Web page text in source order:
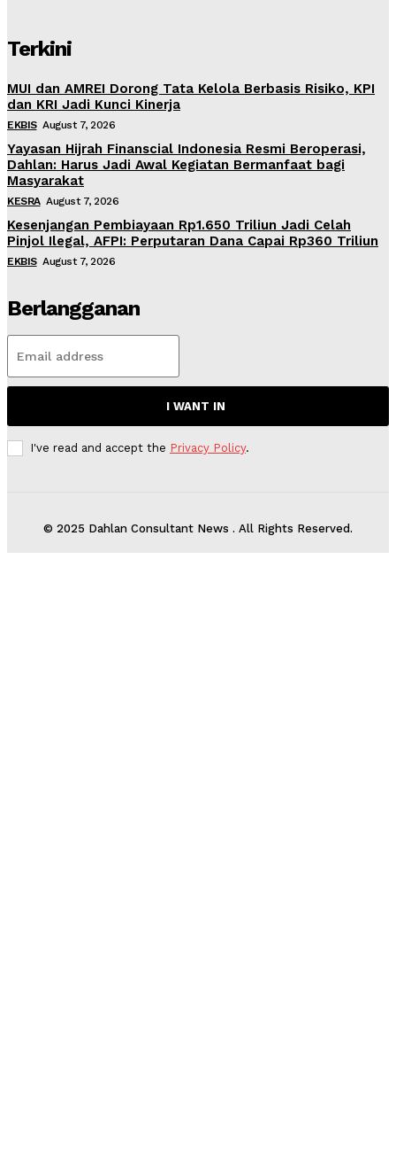
Terkini
MUI dan AMREI Dorong Tata Kelola Berbasis Risiko, KPI
dan KRI Jadi Kunci Kinerja
EKBIS August 7, 2026
Yayasan Hijrah Finanscial Indonesia Resmi Beroperasi,
Dahlan: Harus Jadi Awal Kegiatan Bermanfaat bagi
Masyarakat
KESRA August 7, 2026
Kesenjangan Pembiayaan Rp1.650 Triliun Jadi Celah
Pinjol Ilegal, AFPI: Perputaran Dana Capai Rp360 Triliun
EKBIS August 7, 2026
Berlangganan
I WANT IN
I've read and accept the Privacy Policy.
© 2025 Dahlan Consultant News . All Rights Reserved.